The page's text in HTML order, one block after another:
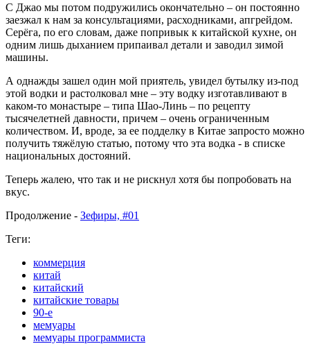
С Джао мы потом подружились окончательно – он постоянно
заезжал к нам за консультациями, расходниками, апгрейдом.
Серёга, по его словам, даже попривык к китайской кухне, он
одним лишь дыханием припаивал детали и заводил зимой
машины.
А однажды зашел один мой приятель, увидел бутылку из-под
этой водки и растолковал мне – эту водку изготавливают в
каком-то монастыре – типа Шао-Линь – по рецепту
тысячелетней давности, причем – очень ограниченным
количеством. И, вроде, за ее подделку в Китае запросто можно
получить тяжёлую статью, потому что эта водка - в списке
национальных достояний.
Теперь жалею, что так и не рискнул хотя бы попробовать на
вкус.
Продолжение - Зефиры, #01
Теги:
коммерция
китай
китайский
китайские товары
90-е
мемуары
мемуары программиста